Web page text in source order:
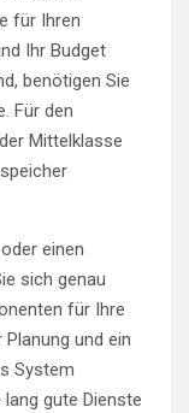
für Ihren
Ihr Budget
benötigen Sie
Für den
Mittelklasse
einen
sich genau
für Ihre
und ein
System
gute Dienste